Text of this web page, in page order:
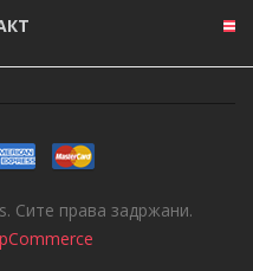
Сите права задржани.